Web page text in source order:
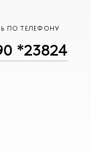
ПО ТЕЛЕФОНУ
*23824